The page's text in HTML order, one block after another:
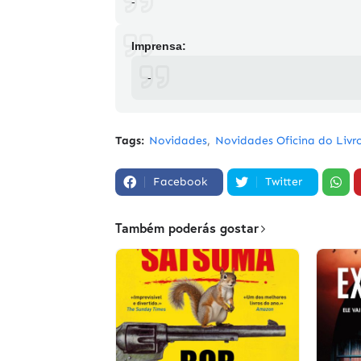
Imprensa:
-
Tags: Novidades Novidades Oficina do
Facebook Twitter
Também poderás gostar